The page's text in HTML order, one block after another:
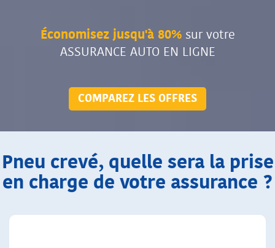
Économisez jusqu'à 80% sur votre
ASSURANCE AUTO EN LIGNE
COMPAREZ LES OFFRES
Pneu crevé, quelle sera la prise
en charge de votre assurance ?